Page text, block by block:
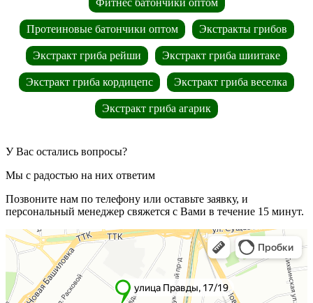
Фитнес батончики оптом
Протеиновые батончики оптом Экстракты грибов
Экстракт гриба рейши Экстракт гриба шиитаке
Экстракт гриба кордицепс Экстракт гриба веселка
Экстракт гриба агарик
У Вас остались вопросы?
Мы с радостью на них ответим
Позвоните нам по телефону или оставьте заявку, и
персональный менеджер свяжется с Вами в течение 15 минут.